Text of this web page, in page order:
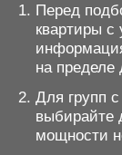
Перед
квартиры
на пределе
Для групп
выбирайте
мощности